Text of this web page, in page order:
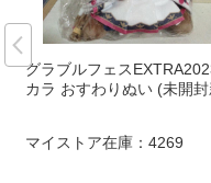
グラブルフェス
カラ おすわりぬい (未開
マイストア在庫： 4269